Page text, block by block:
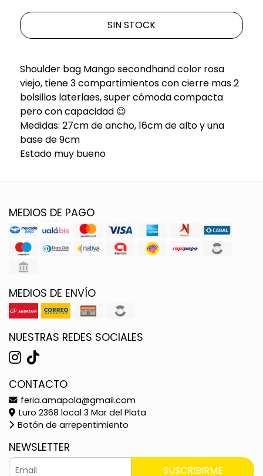
SIN STOCK
Shoulder bag Mango secondhand color rosa
viejo, tiene 3 compartimientos con cierre mas 2
bolsillos laterlaes, super cómoda compacta
pero con capacidad 😉
Medidas: 27cm de ancho, 16cm de alto y una
base de 9cm
Estado muy bueno
MEDIOS DE PAGO
MEDIOS DE ENVÍO
NUESTRAS REDES SOCIALES
CONTACTO
feria.amapola@gmail.com
Luro 2368 local 3 Mar del Plata
Botón de arrepentimiento
NEWSLETTER
SUSCRIBIRME